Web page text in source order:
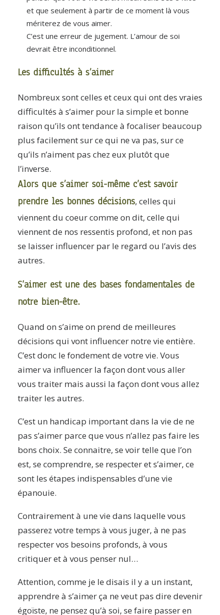
et que seulement à partir de ce moment là vous
mériterez de vous aimer.
C’est une erreur de jugement. L’amour de soi
devrait être inconditionnel.
Les difficultés à s’aimer
Nombreux sont celles et ceux qui ont des vraies
difficultés à s’aimer pour la simple et bonne
raison qu’ils ont tendance à focaliser beaucoup
plus facilement sur ce qui ne va pas, sur ce
qu’ils n’aiment pas chez eux plutôt que
l’inverse.
Alors que s’aimer soi-même c’est savoir
prendre les bonnes décisions, celles qui
viennent du coeur comme on dit, celle qui
viennent de nos ressentis profond, et non pas
se laisser influencer par le regard ou l’avis des
autres.
S’aimer est une des bases fondamentales de
notre bien-être.
Quand on s’aime on prend de meilleures
décisions qui vont influencer notre vie entière.
C’est donc le fondement de votre vie. Vous
aimer va influencer la façon dont vous aller
vous traiter mais aussi la façon dont vous allez
traiter les autres.
C’est un handicap important dans la vie de ne
pas s’aimer parce que vous n’allez pas faire les
bons choix. Se connaitre, se voir telle que l’on
est, se comprendre, se respecter et s’aimer, ce
sont les étapes indispensables d’une vie
épanouie.
Contrairement à une vie dans laquelle vous
passerez votre temps à vous juger, à ne pas
respecter vos besoins profonds, à vous
critiquer et à vous penser nul…
Attention, comme je le disais il y a un instant,
apprendre à s’aimer ça ne veut pas dire devenir
égoïste, ne pensez qu’à soi, se faire passer en